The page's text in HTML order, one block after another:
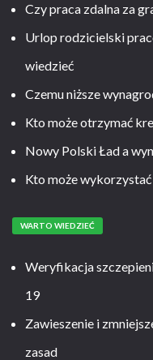
Czy praca zdalna za
Urlop rodzicielski
wiedzieć
Czemu niższe
Kto może otrzymać
Nowy Polski Ład a
Kto może
WARTO WIEDZIEĆ
Weryfikacja
19
Zawieszenie i
zasad